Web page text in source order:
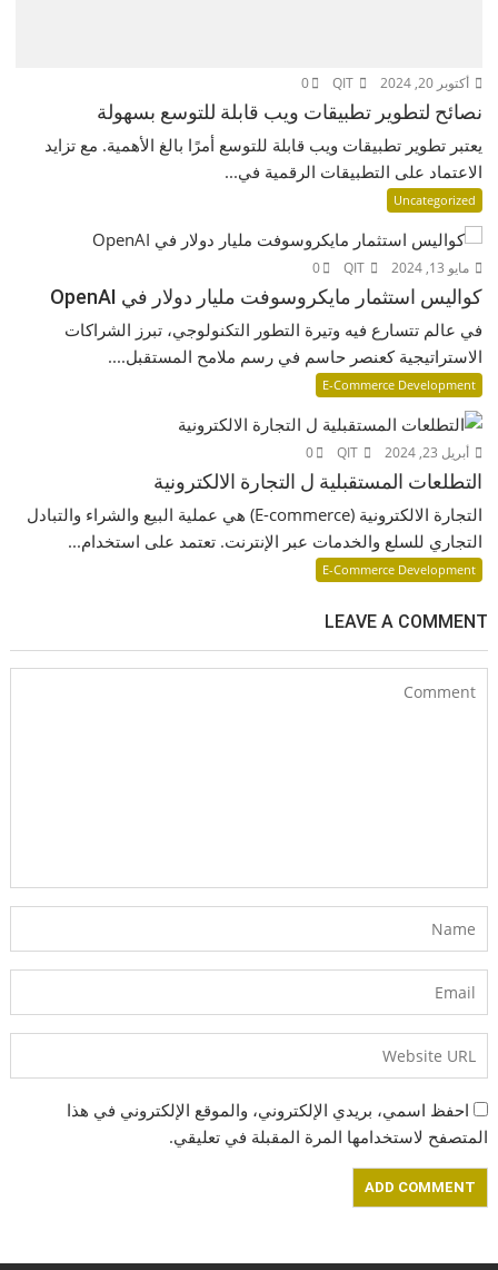
أكتوبر 20, 2024 QIT
0
نصائح لتطوير تطبيقات ويب قابلة للتوسع بسهولة
يعتبر تطوير تطبيقات ويب قابلة للتوسع أمرًا بالغ الأهمية. مع تزايد
الاعتماد على التطبيقات الرقمية في...
Uncategorized
مايو 13, 2024 QIT
0
كواليس استثمار مايكروسوفت مليار دولار في OpenAI
في عالم تتسارع فيه وتيرة التطور التكنولوجي، تبرز الشراكات
الاستراتيجية كعنصر حاسم في رسم ملامح المستقبل....
E-Commerce Development
أبريل 23, 2024 QIT
0
التطلعات المستقبلية ل التجارة الالكترونية
التجارة الالكترونية (E-commerce) هي عملية البيع والشراء والتبادل
التجاري للسلع والخدمات عبر الإنترنت. تعتمد على استخدام...
E-Commerce Development
LEAVE A COMMENT
احفظ اسمي، بريدي الإلكتروني، والموقع الإلكتروني في هذا
المتصفح لاستخدامها المرة المقبلة في تعليقي.